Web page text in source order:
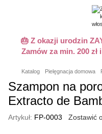
🎂 Z okazji urodzin
Zamów za min. 200
Katalog Pielęgnacja domowa
Szampon na
Extracto de
Artykuł: FP-0003 Zostawić